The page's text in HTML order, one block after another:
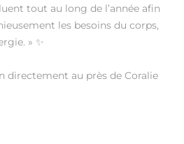
tout au long de l’année afin
les besoins du corps,
» ✨
directement au près de Coralie